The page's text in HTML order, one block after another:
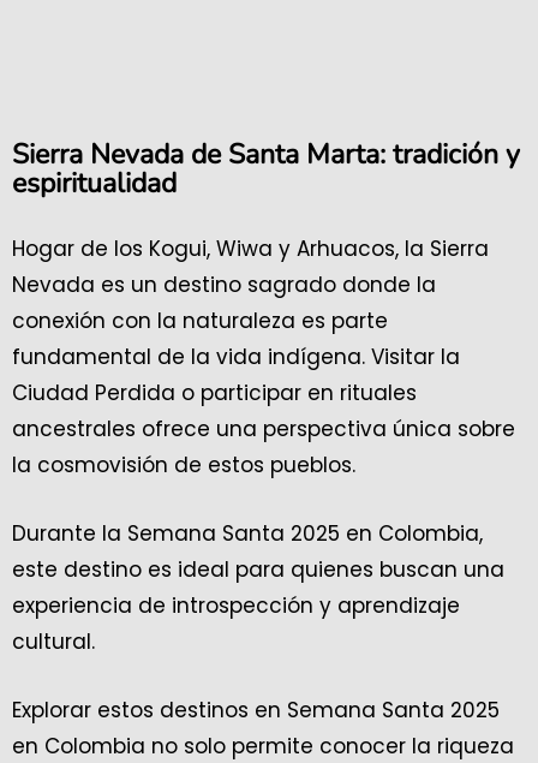
Sierra Nevada de Santa Marta: tradición y
espiritualidad
Hogar de los Kogui, Wiwa y Arhuacos, la Sierra
Nevada es un destino sagrado donde la
conexión con la naturaleza es parte
fundamental de la vida indígena. Visitar la
Ciudad Perdida o participar en rituales
ancestrales ofrece una perspectiva única sobre
la cosmovisión de estos pueblos.
Durante la Semana Santa 2025 en Colombia,
este destino es ideal para quienes buscan una
experiencia de introspección y aprendizaje
cultural.
Explorar estos destinos en Semana Santa 2025
en Colombia no solo permite conocer la riqueza